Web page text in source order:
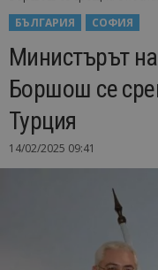
БЪЛГАРИЯ
СОФИЯ
Министърът
Боршош се
Турция
14/02/2025 09:41